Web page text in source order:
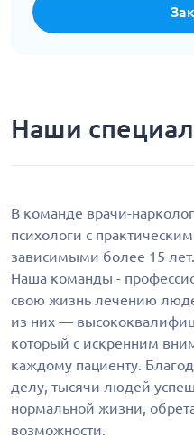
Наши
В команде врачи-
психологи с
зависимыми более 15 лет.
Наша команды -
свою жизнь лечению
из них —
который с искренним
каждому пациенту.
делу, тысячи людей
нормальной жизни,
возможности.